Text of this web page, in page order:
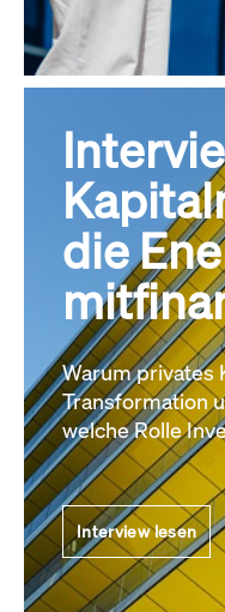
die
Warum privates
Transformation
welche Rolle
Interview lesen